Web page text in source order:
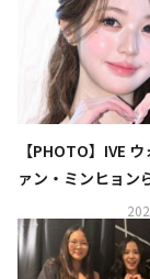
【PHOTO】IVE
ァン・ミンヒョン
ルフィガー」の